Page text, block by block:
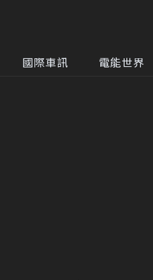
國際車訊 電能世界